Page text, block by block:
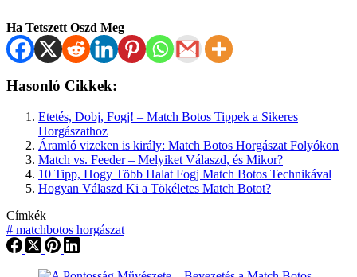
Ha Tetszett Oszd Meg
Hasonló Cikkek:
Etetés, Dobj, Fogj! – Match Botos Tippek a Sikeres
Horgászathoz
Áramló vizeken is király: Match Botos Horgászat Folyókon
Match vs. Feeder – Melyiket Válaszd, és Mikor?
10 Tipp, Hogy Több Halat Fogj Match Botos Technikával
Hogyan Válaszd Ki a Tökéletes Match Botot?
Címkék
# matchbotos horgászat